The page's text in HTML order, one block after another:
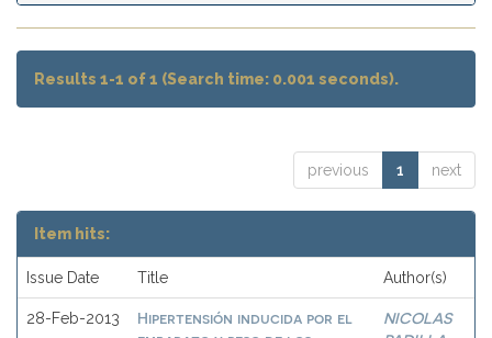
Results 1-1 of 1 (Search time: 0.001 seconds).
previous 1 next
Item hits:
Issue Date Title Author(s)
28-Feb-2013
Hipertensión inducida por el
NICOLAS